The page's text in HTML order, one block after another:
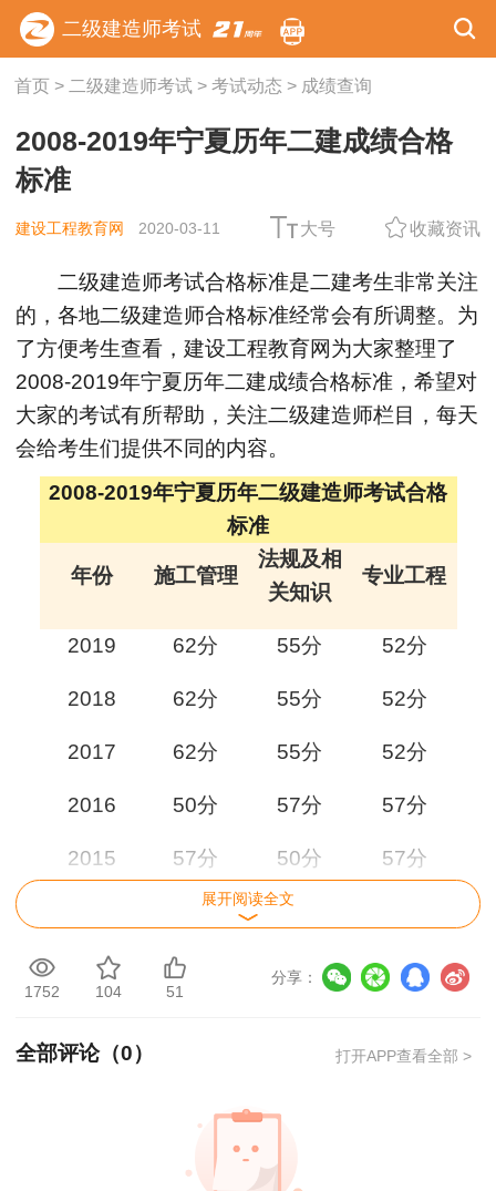
二级建造师考试
首页> 二级建造师考试> 考试动态 > 成绩查询
2008-2019年宁夏历年二建成绩合格
标准
建设工程教育网 2020-03-11 大号 收藏资讯
二级建造师考试合格标准是二建考生非常关注
的，各地二级建造师合格标准经常会有所调整。为
了方便考生查看，建设工程教育网为大家整理了
2008-2019年宁夏历年二建成绩合格标准，希望对
大家的考试有所帮助，关注二级建造师栏目，每天
会给考生们提供不同的内容。
2008-2019年宁夏历年二级建造师考试合格
标准
年份 施工管理
法规及相
关知识
专业工程
2019 62分 55分 52分
2018 62分 55分 52分
2017 62分 55分 52分
2016 50分 57分 57分
2015 57分 50分 57分
62分 50分
2013 62分 50分 60分
2011 62分
57分 50分
50分 40分
展开阅读全文
1752 104 51
分享：
全部评论（0） 打开APP查看全部 >